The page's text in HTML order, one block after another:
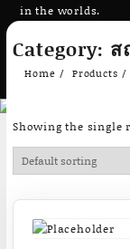
Skip
content
in the worlds.
Category: ส
Home Products
Showing the single